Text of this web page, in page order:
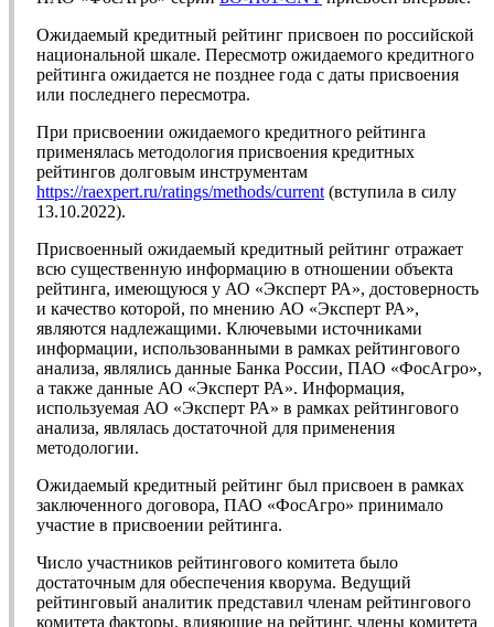
Ожидаемый кредитный рейтинг присвоен по российской
национальной шкале. Пересмотр ожидаемого кредитного
рейтинга ожидается не позднее года с даты присвоения
или последнего пересмотра.
При присвоении ожидаемого кредитного рейтинга
применялась методология присвоения кредитных
рейтингов долговым инструментам
https://raexpert.ru/ratings/methods/current (вступила в силу
13.10.2022).
Присвоенный ожидаемый кредитный рейтинг отражает
всю существенную информацию в отношении объекта
рейтинга, имеющуюся у АО «Эксперт РА», достоверность
и качество которой, по мнению АО «Эксперт РА»,
являются надлежащими. Ключевыми источниками
информации, использованными в рамках рейтингового
анализа, являлись данные Банка России, ПАО «ФосАгро»,
а также данные АО «Эксперт РА». Информация,
используемая АО «Эксперт РА» в рамках рейтингового
анализа, являлась достаточной для применения
методологии.
Ожидаемый кредитный рейтинг был присвоен в рамках
заключенного договора, ПАО «ФосАгро» принимало
участие в присвоении рейтинга.
Число участников рейтингового комитета было
достаточным для обеспечения кворума. Ведущий
рейтинговый аналитик представил членам рейтингового
комитета факторы, влияющие на рейтинг, члены комитета